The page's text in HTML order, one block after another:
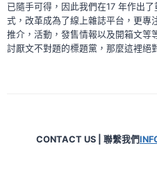
已隨手可得，因此我們在17 年作出
式，改革成為了線上雜誌平台，更專
推介，活動，發售情報以及開箱文等
討厭文不對題的標題黨，那麼這裡絕
CONTACT US | 聯繫我們